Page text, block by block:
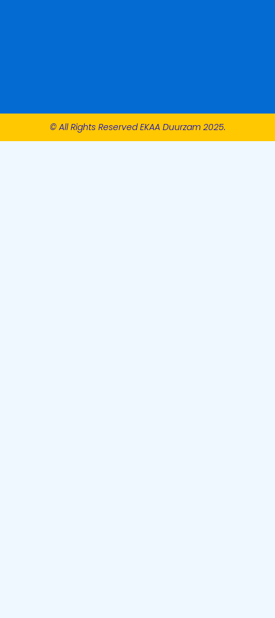
© All Rights Reserved EKAA Duurzam 2025.